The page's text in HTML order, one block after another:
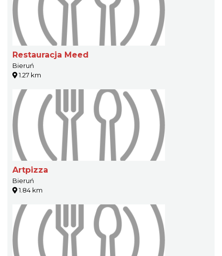
Restauracja Meed
Bieruń
1.27 km
Artpizza
Bieruń
1.84 km